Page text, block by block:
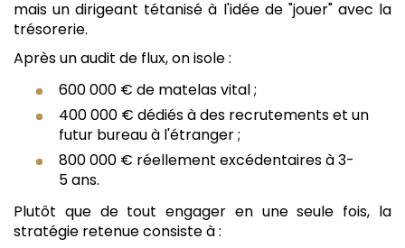
mais un dirigeant tétanisé à l'idée de "jouer" avec la
trésorerie.
Après un audit de flux, on isole :
600 000 € de matelas vital ;
400 000 € dédiés à des recrutements et un
futur bureau à l'étranger ;
800 000 € réellement excédentaires à 3-
5 ans.
Plutôt que de tout engager en une seule fois, la
stratégie retenue consiste à :